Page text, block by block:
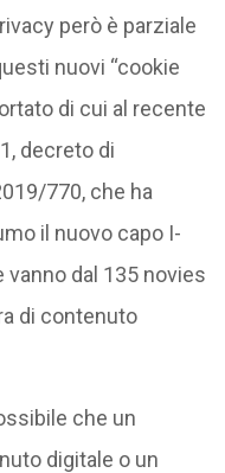
però è parziale
nuovi “cookie
di cui al recente
decreto di
770, che ha
il nuovo capo I-
dal 135 novies
di contenuto
che un
digitale o un